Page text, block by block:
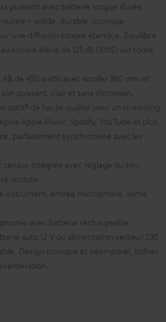
puissant avec batterie longue durée
– solide, durable, iconique
une diffusion sonore étendue. Équilibre
sonore élevé de 121 dB (RMS) sur toute
de 450 watts avec woofer 380 mm et
puissant, clair et sans distorsion.
aptX® de haute qualité pour un streaming
Apple Music, Spotify, YouTube et plus.
parfaitement synchronisée avec les
canaux intégrée avec réglage du son,
écoute.
instrument, entrée microphone, sortie
avec batterie rechargeable.
auto 12 V ou alimentation secteur 230
Design iconique et intemporel, boîtier